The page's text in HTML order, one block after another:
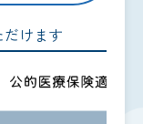
けます